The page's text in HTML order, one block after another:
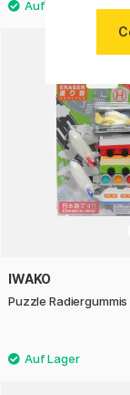
IWAKO
Puzzle